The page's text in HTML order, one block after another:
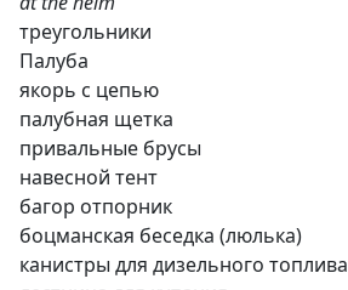
треугольники
Палуба
якорь с цепью
палубная щетка
привальные брусы
навесной тент
багор отпорник
боцманская беседка (люлька)
канистры для дизельного топлива